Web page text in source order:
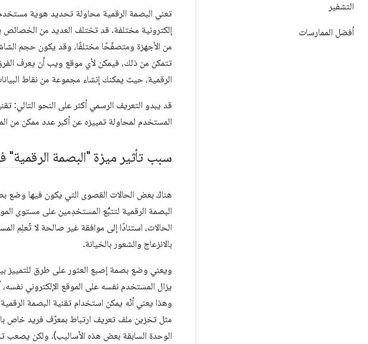
التشفير
أفضل الممارسات
تعني البصمة الرقمية محاولة تحديد هوية
إلكترونية مختلفة. قد تختلف العديد من
تتمكن من ذلك، فيمكن لأي موقع ويب أن يعرف
الرقمية، حيث يمكنك إنشاء مجموعة من نقاط
قد يبدو التعريف الرسمي أكثر على النحو
المستخدم لمحاولة تمييزه عن أكبر عدد ممكن من
سبب تأثير ميزة "البصمة
هناك بعض الحالات القصوى التي يكون فيها وضع
البصمة الرقمية لتتبُّع المستخدِمين على مستوى
الحالات، استنادًا إلى موافقة غير صالحة لا تُعلِم
بالانزعاج والشعور بالخيانة.
ويعني وضع بصمة إصبع العثور على طرق للتمييز
يزال المستخدم نفسه على الموقع الإلكتروني
وهذا يعني أنّه يمكن استخدام تقنية البصمة
مثل تخزين ملف تعريف ارتباط بمعرّف فريد خاص
الوحدة السابقة بعض هذه الأساليب). ولكن يصعب